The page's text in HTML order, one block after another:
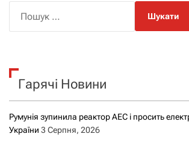
к
Гарячі Новини
Румунія зупинила реактор АЕС і просить
України 3 Серпня, 2026